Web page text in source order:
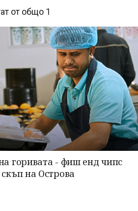
от общо 1
горивата - фиш енд чипс
на Острова